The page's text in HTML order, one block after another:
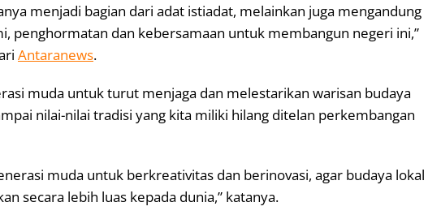
menjadi bagian dari adat istiadat, melainkan juga mengandung
penghormatan dan kebersamaan untuk membangun negeri ini,”
Antaranews.
muda untuk turut menjaga dan melestarikan warisan budaya
nilai-nilai tradisi yang kita miliki hilang ditelan perkembangan
muda untuk berkreativitas dan berinovasi, agar budaya lokal
secara lebih luas kepada dunia,” katanya.